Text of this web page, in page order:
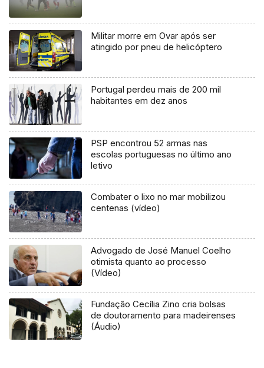
Militar morre em Ovar após ser
atingido por pneu de helicóptero
Portugal perdeu mais de 200 mil
habitantes em dez anos
PSP encontrou 52 armas nas
escolas portuguesas no último ano
letivo
Combater o lixo no mar mobilizou
centenas (vídeo)
Advogado de José Manuel Coelho
otimista quanto ao processo
(Vídeo)
Fundação Cecília Zino cria bolsas
de doutoramento para madeirenses
(Áudio)